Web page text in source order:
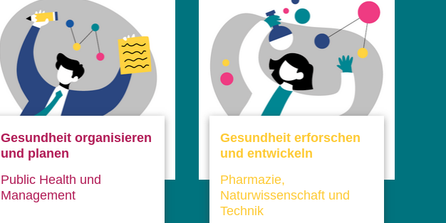
Gesundheit organisieren
und planen
Public Health und
Management
Gesundheit erforschen
und entwickeln
Pharmazie,
Naturwissenschaft und
Technik